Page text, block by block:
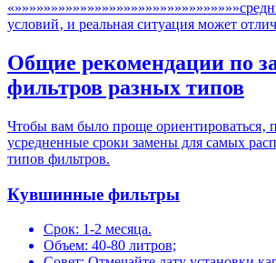
условий‚ и реальная ситуация может
Общие рекомендации по
фильтров разных типов
Чтобы вам было проще ориентироваться‚
усредненные сроки замены для самых
типов фильтров.
Кувшинные фильтры
Срок: 1-2 месяца.
Объем: 40-80 литров;